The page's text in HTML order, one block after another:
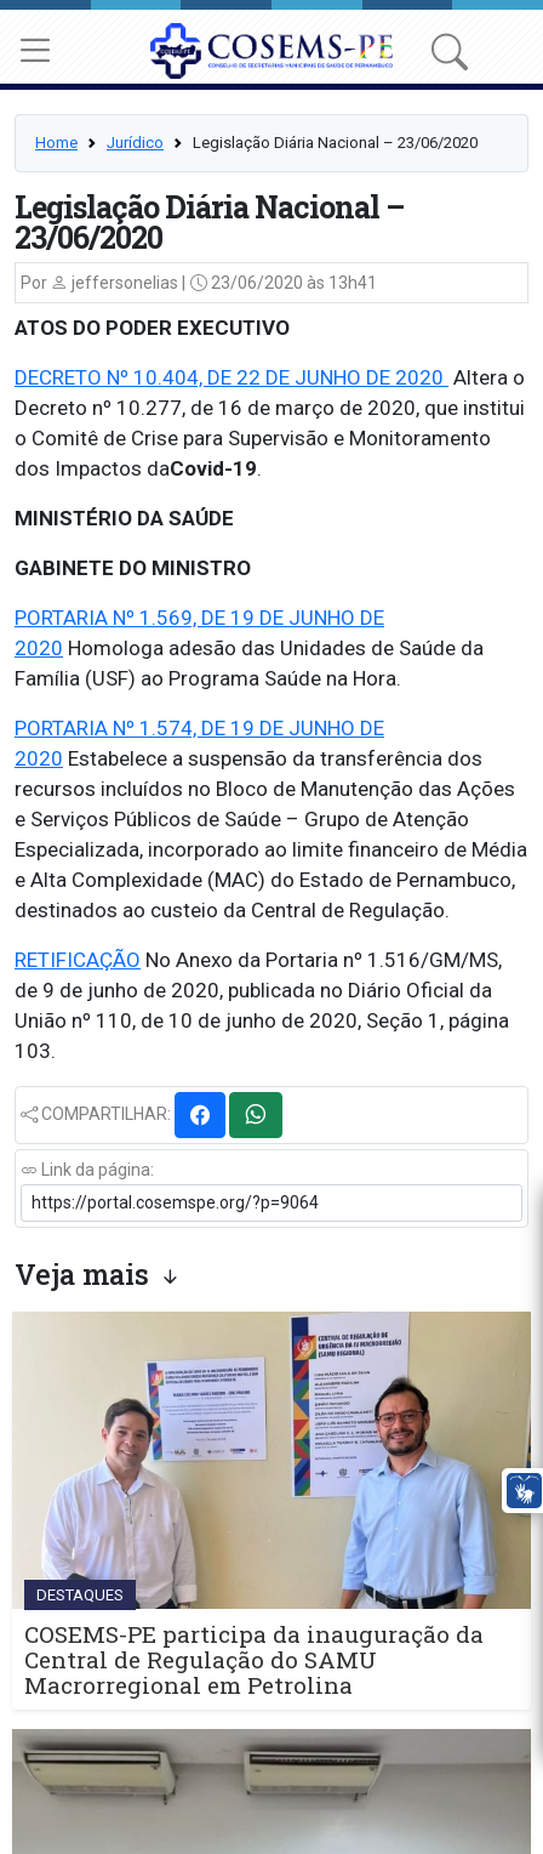
Home Jurídico Legislação Diária Nacional – 23/06/2020
Legislação Diária Nacional –
23/06/2020
Por jeffersonelias | 23/06/2020 às 13h41
ATOS DO PODER EXECUTIVO
DECRETO Nº 10.404, DE 22 DE JUNHO DE 2020 Altera o
Decreto nº 10.277, de 16 de março de 2020, que institui
o Comitê de Crise para Supervisão e Monitoramento
dos Impactos daCovid-19.
MINISTÉRIO DA SAÚDE
GABINETE DO MINISTRO
PORTARIA Nº 1.569, DE 19 DE JUNHO DE
2020 Homologa adesão das Unidades de Saúde da
Família (USF) ao Programa Saúde na Hora.
PORTARIA Nº 1.574, DE 19 DE JUNHO DE
2020 Estabelece a suspensão da transferência dos
recursos incluídos no Bloco de Manutenção das Ações
e Serviços Públicos de Saúde – Grupo de Atenção
Especializada, incorporado ao limite financeiro de Média
e Alta Complexidade (MAC) do Estado de Pernambuco,
destinados ao custeio da Central de Regulação.
RETIFICAÇÃO No Anexo da Portaria nº 1.516/GM/MS,
de 9 de junho de 2020, publicada no Diário Oficial da
União nº 110, de 10 de junho de 2020, Seção 1, página
103.
COMPARTILHAR:
Link da página:
Veja mais
DESTAQUES
COSEMS-PE participa da inauguração da
Central de Regulação do SAMU
Macrorregional em Petrolina